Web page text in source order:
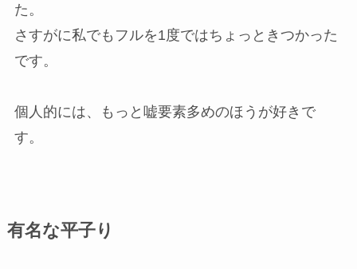
た。
さすがに私でもフルを1度ではちょっときつかった
です。
個人的には、もっと嘘要素多めのほうが好きで
す。
有名な平子り